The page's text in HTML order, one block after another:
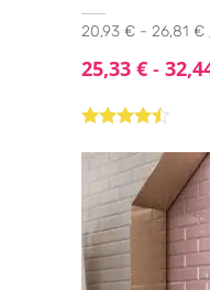
20,93 € - 26,81 €
25,33 € -
con4.33